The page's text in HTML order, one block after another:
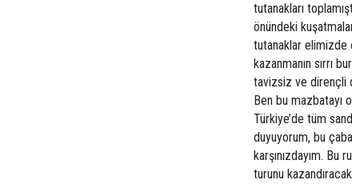
tutanakları
önündeki
tutanaklar elimizde
kazanmanın sırrı
tavizsiz ve dirençli
Ben bu mazbatayı
Türkiye’de tüm
duyuyorum, bu
karşınızdayım.
turunu